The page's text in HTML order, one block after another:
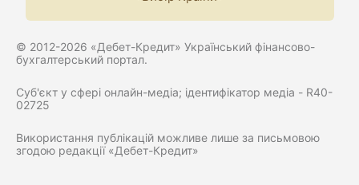
© 2012-2026 «Дебет-Кредит» Український фінансово-
бухгалтерський портал.
Суб'єкт у сфері онлайн-медіа; ідентифікатор медіа - R40-
02725
Використання публікацій можливе лише за письмовою
згодою редакції «Дебет-Кредит»